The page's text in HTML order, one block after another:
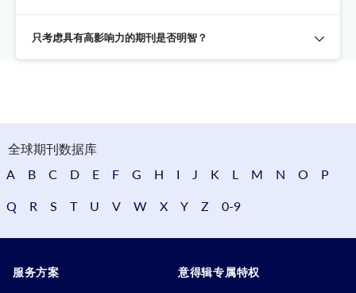
只考虑具有高影响力的期刊是否明智？
全球期刊数据库
A
B C D E F G H I J K L M N O P
Q R S T U V W X Y Z 0-9